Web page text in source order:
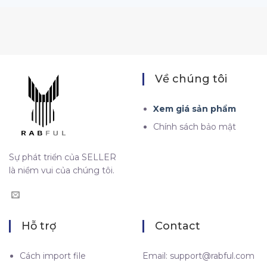
Sự phát triển của SELLER
là niềm vui của chúng tôi.
Về chúng tôi
Xem giá sản phẩm
Chính sách bảo mật
Hỗ trợ
Cách import file
Contact
Email: support@rabful.com